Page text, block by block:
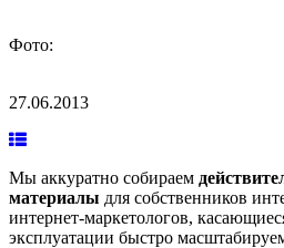
Фото:
27.06.2013
Мы аккуратно собираем
материалы для собственников
интернет-маркетологов,
эксплуатации быстро